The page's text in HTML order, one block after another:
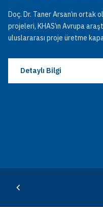
Detaylı Bilgi
Detaylı Bilgi
Doç. Dr. Taner Arsan’ın ortak
projeleri, KHAS’ın Avrupa
uluslararası proje üretme
Detaylı Bilgi